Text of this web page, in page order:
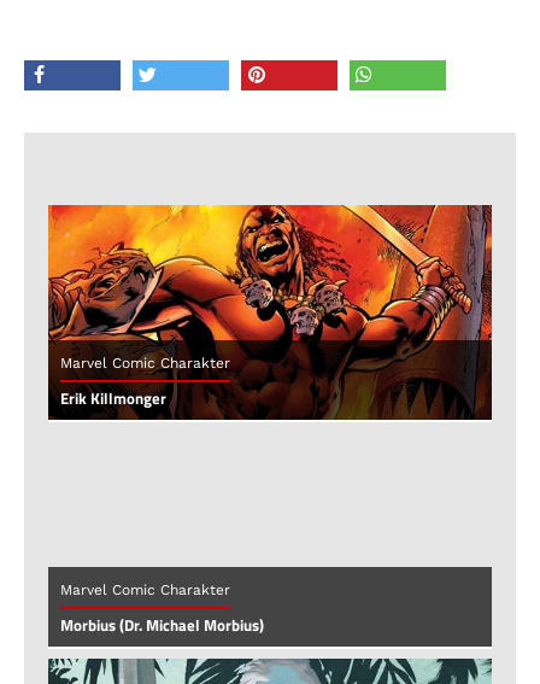
Marvel Comic Charakter
Erik Killmonger
Marvel Comic Charakter
Morbius (Dr. Michael Morbius)